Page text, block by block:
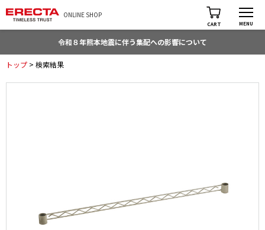
ONLINE SHOP
CART MENU
令和８年熊本地震に伴う集配への影響について
トップ > 検索結果